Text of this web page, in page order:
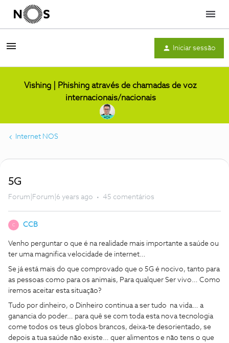
Menu
Iniciar sessão
Vishing | Phishing através de chamadas de voz
internacionais/nacionais
Internet NOS
5G
Forum|Forum|6 years ago 45 comentários
C CCB
Venho perguntar o que é na realidade mais importante a saúde ou
ter uma magnifica velocidade de internet…
Se já está mais do que comprovado que o 5G é nocivo, tanto para
as pessoas como para os animais, Para qualquer Ser vivo… Como
iremos aceitar esta situação?
Tudo por dinheiro, o Dinheiro continua a ser tudo na vida… a
ganancia do poder… para quê se com toda esta nova tecnologia
come todos os teus globos brancos, deixa-te desorientado, se
depois a tua saúde não existe… quer alimentos e não tens o que